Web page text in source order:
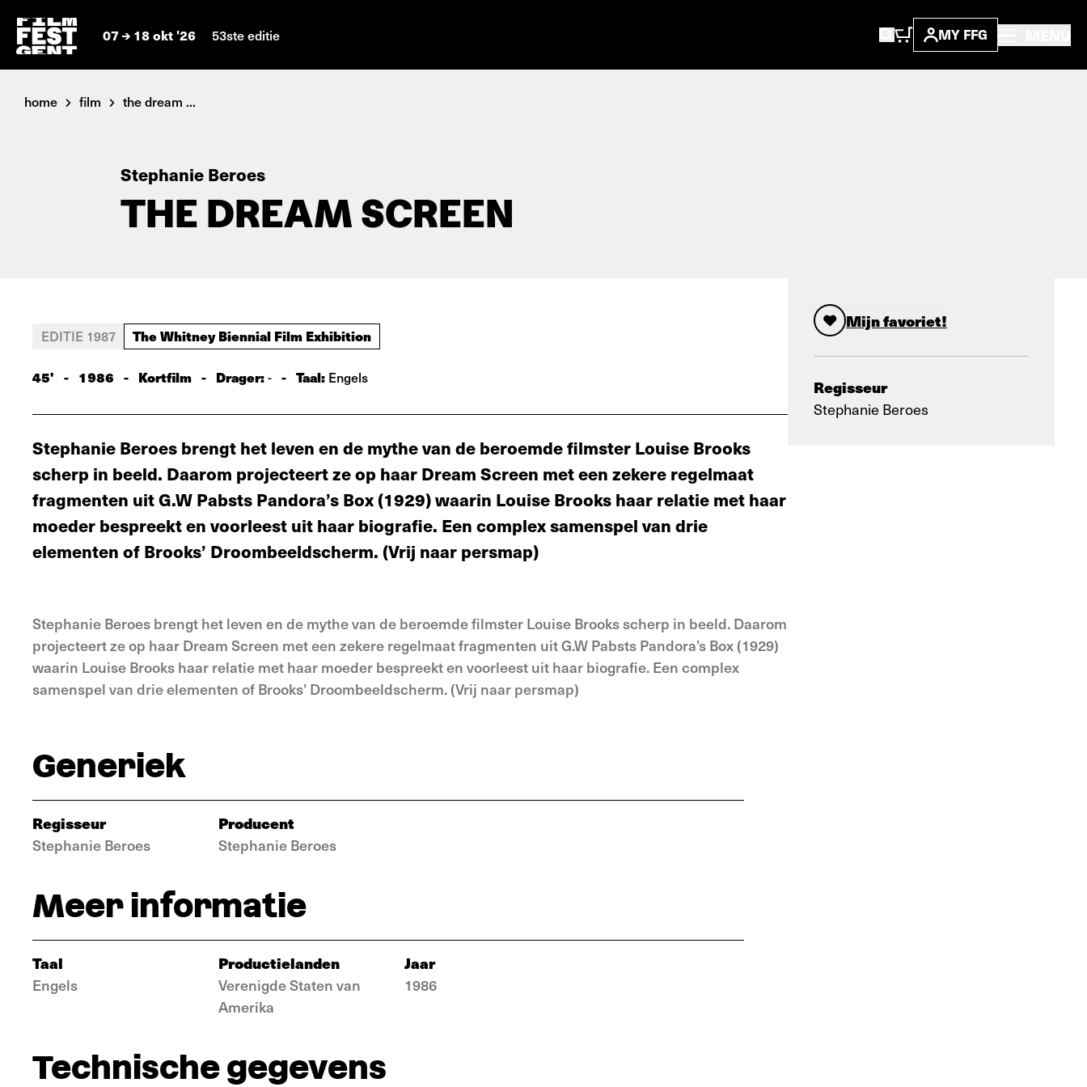
07 18 okt '26 53ste editie MY FFG
home film the dream ...
Stephanie Beroes
THE DREAM SCREEN
Mijn favoriet!
Regisseur
Stephanie Beroes
EDITIE 1987 The Whitney Biennial Film Exhibition
45' - 1986 - Kortfilm - Drager:- - Taal: Engels
Stephanie Beroes brengt het leven en de mythe van de beroemde filmster Louise Brooks
scherp in beeld. Daarom projecteert ze op haar Dream Screen met een zekere regelmaat
fragmenten uit G.W Pabsts Pandora’s Box (1929) waarin Louise Brooks haar relatie met haar
moeder bespreekt en voorleest uit haar biografie. Een complex samenspel van drie
elementen of Brooks’ Droombeeldscherm. (Vrij naar persmap)
Stephanie Beroes brengt het leven en de mythe van de beroemde filmster Louise Brooks scherp in beeld. Daarom
projecteert ze op haar Dream Screen met een zekere regelmaat fragmenten uit G.W Pabsts Pandora’s Box (1929)
waarin Louise Brooks haar relatie met haar moeder bespreekt en voorleest uit haar biografie. Een complex
samenspel van drie elementen of Brooks’ Droombeeldscherm. (Vrij naar persmap)
Generiek
Regisseur
Stephanie Beroes
Producent
Stephanie Beroes
Meer informatie
Taal
Engels
Productielanden
Verenigde Staten van
Amerika
Jaar
1986
Technische gegevens